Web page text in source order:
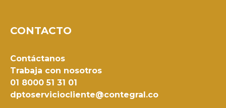
CONTACTO
Contáctanos
Trabaja con nosotros
01 8000 51 31 01
dptoserviciocliente@contegral.co